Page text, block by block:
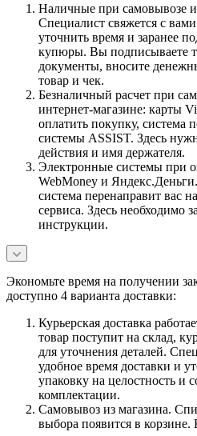
Наличные при самовывозе
Специалист свяжется с
уточнить время и заранее
купюры. Вы подписываете
документы, вносите
товар и чек.
Безналичный расчет при
интернет-магазине: карты
оплатить покупку, система
системы ASSIST. Здесь
действия и имя держателя.
Электронные системы при
WebMoney и
система перенаправит вас
сервиса. Здесь необходимо
инструкции.
Экономьте время на получении
доступно 4 варианта доставки:
Курьерская доставка
товар поступит на склад,
для уточнения деталей.
удобное время доставки и
упаковку на целостность и
комплектации.
Самовывоз из магазина.
выбора появится в корзине.